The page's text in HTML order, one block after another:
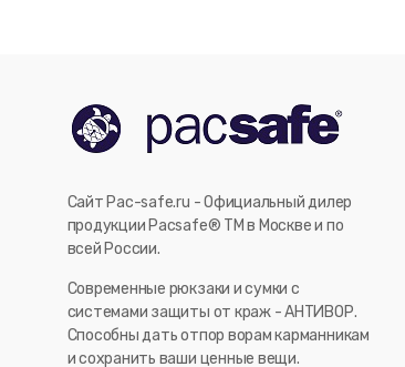
Сайт Pac-safe.ru - Официальный дилер
продукции Pacsafe® ТМ в Москве и по
всей России.
Современные рюкзаки и сумки с
системами защиты от краж - АНТИВОР.
Способны дать отпор ворам карманникам
и сохранить ваши ценные вещи.